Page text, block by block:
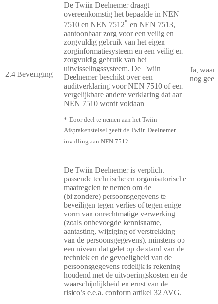
2.4 Beveiliging
De Twiin Deelnemer draagt
overeenkomstig het bepaalde in NEN
7510 en NEN 7512* en NEN 7513,
aantoonbaar zorg voor een veilig en
zorgvuldig gebruik van het eigen
zorginformatiesysteem en een veilig en
zorgvuldig gebruik van het
uitwisselingssysteem. De Twiin
Deelnemer beschikt over een
auditverklaring voor NEN 7510 of een
vergelijkbare andere verklaring dat aan
NEN 7510 wordt voldaan.
* Door deel te nemen aan het Twiin
Afsprakenstelsel geeft de Twiin Deelnemer
invulling aan NEN 7512.
Ja,
nog
De Twiin Deelnemer is verplicht
passende technische en organisatorische
maatregelen te nemen om de
(bijzondere) persoonsgegevens te
beveiligen tegen verlies of tegen enige
vorm van onrechtmatige verwerking
(zoals onbevoegde kennisname,
aantasting, wijziging of verstrekking
van de persoonsgegevens), minstens op
een niveau dat gelet op de stand van de
techniek en de gevoeligheid van de
persoonsgegevens redelijk is rekening
houdend met de uitvoeringskosten en de
waarschijnlijkheid en ernst van de
risico’s e.e.a. conform artikel 32 AVG.